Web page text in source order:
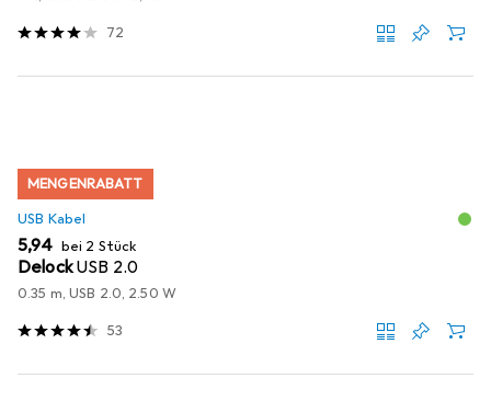
72
MENGENRABATT
USB Kabel
EUR
5,94 bei 2 Stück
DelockUSB 2.0
0.35 m, USB 2.0, 2.50 W
53